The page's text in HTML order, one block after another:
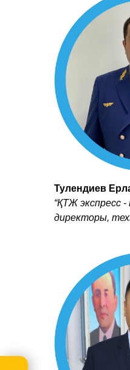
Тулендиев
“ҚТЖ экспресс
директоры,